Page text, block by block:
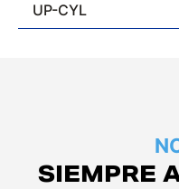
UP-CYL
SIEMPRE